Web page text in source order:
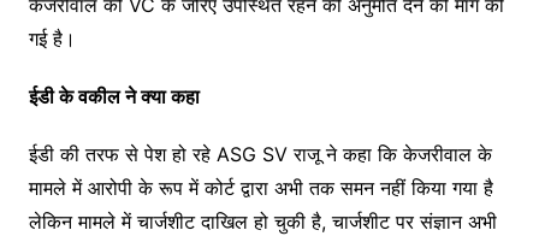
केजरीवाल को VC के जरिए उपस्थित रहने की अनुमति देने की मांग की
गई है।
ईडी के वकील ने क्या कहा
ईडी की तरफ से पेश हो रहे ASG SV राजू ने कहा कि केजरीवाल के
मामले में आरोपी के रूप में कोर्ट द्वारा अभी तक समन नहीं किया गया है
लेकिन मामले में चार्जशीट दाखिल हो चुकी है, चार्जशीट पर संज्ञान अभी